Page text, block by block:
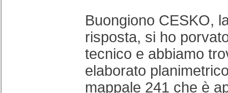
Buongiono CESKO,
risposta, si ho
tecnico e abbiamo
elaborato
mappale 241 che è